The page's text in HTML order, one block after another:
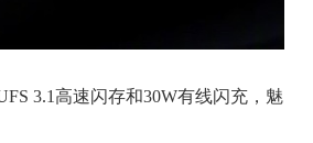
3.1高速闪存和30W有线闪充，魅